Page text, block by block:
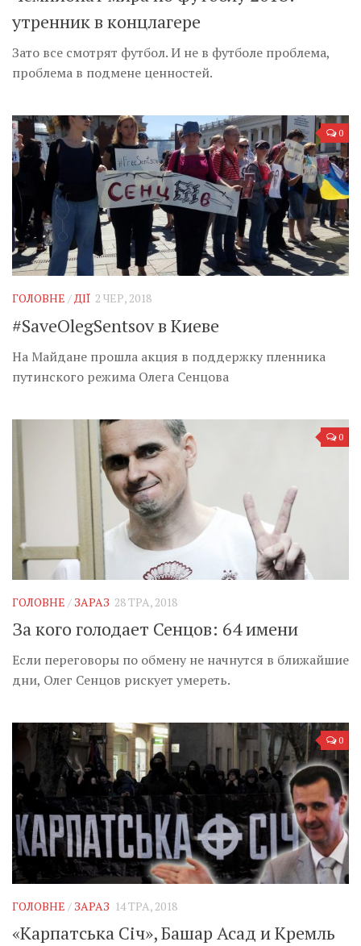
утренник в концлагере
Зато все смотрят футбол. И не в футболе проблема,
проблема в подмене ценностей.
0
ГОЛОВНЕ /ДІЇ 2 ЧЕР, 2018
#SaveOlegSentsov в Киеве
На Майдане прошла акция в поддержку пленника
путинского режима Олега Сенцова
0
ГОЛОВНЕ / ЗАРАЗ 28 ТРА, 2018
За кого голодает Сенцов: 64 имени
Если переговоры по обмену не начнутся в ближайшие
дни, Олег Сенцов рискует умереть.
0
ГОЛОВНЕ / ЗАРАЗ 14 ТРА, 2018
«Карпатська Січ», Башар Асад и Кремль